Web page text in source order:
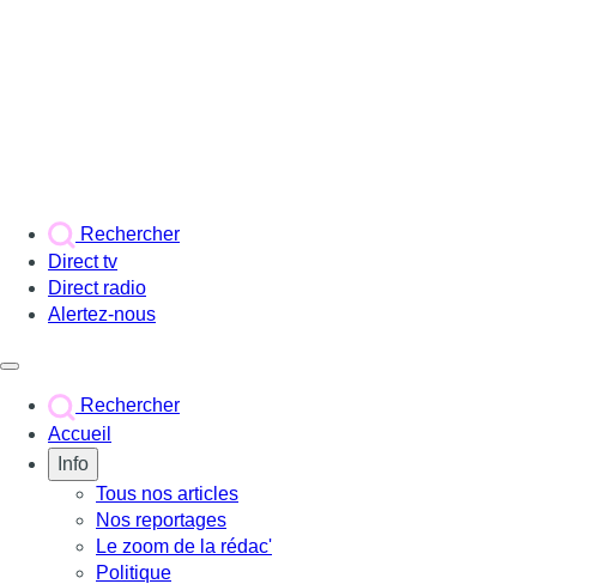
Rechercher
Direct tv
Direct radio
Alertez-nous
Rechercher
Accueil
Info
Tous nos articles
Nos reportages
Le zoom de la rédac'
Politique